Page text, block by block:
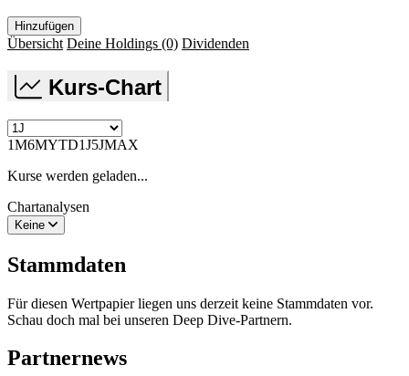
Hinzufügen
Übersicht Deine Holdings (0) Dividenden
Kurs-Chart
1M6MYTD1J5JMAX
Kurse werden geladen...
Chartanalysen
Keine
Stammdaten
Für diesen Wertpapier liegen uns derzeit keine Stammdaten vor.
Schau doch mal bei unseren Deep Dive-Partnern.
Partnernews